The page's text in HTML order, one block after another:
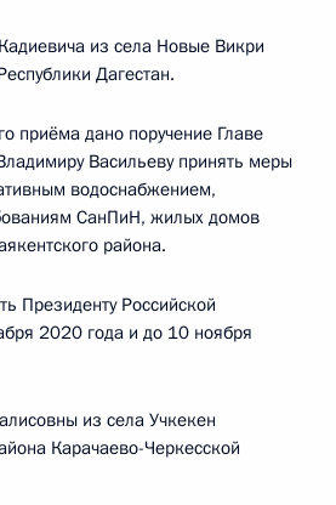
из села Новые Викри
Дагестан.
приёма дано поручение Главе
Васильеву принять меры
водоснабжением,
СанПиН, жилых домов
района.
Президенту Российской
2020 года и до 10 ноября
из села Учкекен
Карачаево-Черкесской